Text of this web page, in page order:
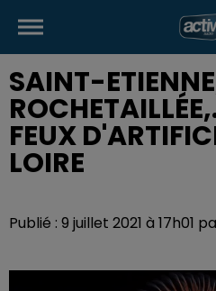
SAINT-
FEUX
LOIRE
Publié : 9 juillet 2021 à 17h01